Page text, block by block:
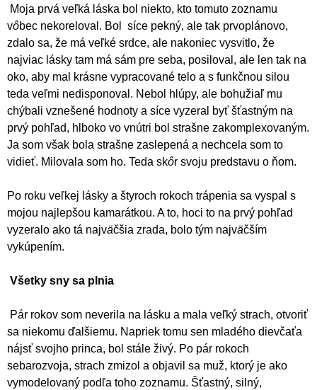
Moja prvá veľká láska bol niekto, kto tomuto zoznamu
vôbec nekoreloval. Bol síce pekný, ale tak prvoplánovo,
zdalo sa, že má veľké srdce, ale nakoniec vysvitlo, že
najviac lásky tam má sám pre seba, posiloval, ale len tak na
oko, aby mal krásne vypracované telo a s funkčnou silou
teda veľmi nedisponoval. Nebol hlúpy, ale bohužiaľ mu
chýbali vznešené hodnoty a síce vyzeral byť šťastným na
prvý pohľad, hlboko vo vnútri bol strašne zakomplexovaným.
Ja som však bola strašne zaslepená a nechcela som to
vidieť. Milovala som ho. Teda skôr svoju predstavu o ňom.
Po roku veľkej lásky a štyroch rokoch trápenia sa vyspal s
mojou najlepšou kamarátkou. A to, hoci to na prvý pohľad
vyzeralo ako tá najväčšia zrada, bolo tým najväčším
vykúpením.
Všetky sny sa plnia
Pár rokov som neverila na lásku a mala veľký strach, otvoriť
sa niekomu ďalšiemu. Napriek tomu sen mladého dievčaťa
nájsť svojho princa, bol stále živý. Po pár rokoch
sebarozvoja, strach zmizol a objavil sa muž, ktorý je ako
vymodelovaný podľa toho zoznamu. Šťastný, silný,